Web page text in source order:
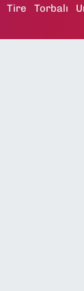
Tire Torbalı